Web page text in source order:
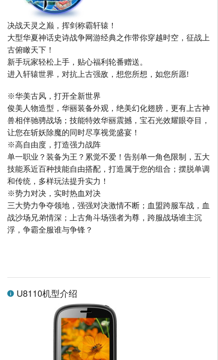
决战天灵之巅，挥剑称霸轩辕！
大型华夏神话史诗战争网游经典之作带你穿越时空，征战上
古俯瞰天下！
新手玩家轻松上手，贴心福利轮番赠送。
进入轩辕世界，对抗上古强敌，想您所想，如您所愿!
※华美古风，打开全新世界
俊美人物造型，华丽装备外观，绝美幻化翅膀，更有上古神
兽相伴驰骋战场；技能特效华丽震撼，宝石光效耀眼夺目，
让您在斩妖除魔的同时尽享视觉盛宴！
※高自由度，打造强力战阵
单一职业？装备为王？累觉不爱！告别单一角色限制，五大
技能系近百种技能自由搭配，打造属于您的组合；摆脱单调
和传统，多样玩法提升实力！
※势力对决，实时热血对决
三大势力争夺领地，强强对决激情不断；血盟跨服车战，血
战沙场兄弟情深；上古角斗场强者为尊，跨服战场谁主沉
浮，争霸全服谁与争锋？
U8110机型介绍